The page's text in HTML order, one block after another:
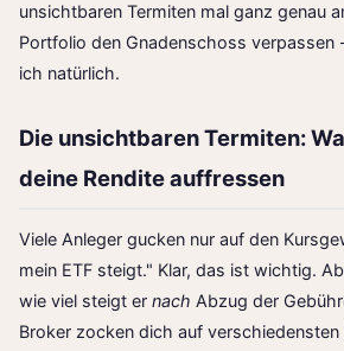
unsichtbaren Termiten mal ganz genau
Portfolio den Gnadenschoss verpassen
ich natürlich.
Die unsichtbaren Termiten:
deine Rendite auffressen
Viele Anleger gucken nur auf den
mein ETF steigt." Klar, das ist wichtig.
wie viel steigt er nach Abzug der
Broker zocken dich auf verschiedensten